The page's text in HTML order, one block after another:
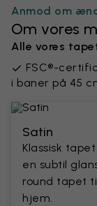
Anmod om
Om vores
Alle vores
FSC®-
i baner på 45
Satin
Klassisk
en subtil
round tapet
hjem.